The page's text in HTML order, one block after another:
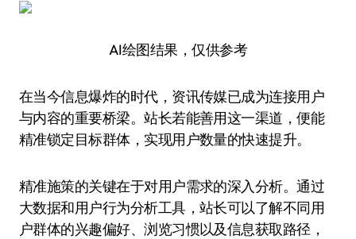
AI绘图结果，仅供参考
在当今信息爆炸的时代，资讯传媒已成为连接用户
与内容的重要桥梁。站长若能善用这一渠道，便能
精准锁定目标群体，实现用户数量的快速提升。
精准施策的关键在于对用户需求的深入分析。通过
大数据和用户行为分析工具，站长可以了解不同用
户群体的兴趣偏好、浏览习惯以及信息获取路径，